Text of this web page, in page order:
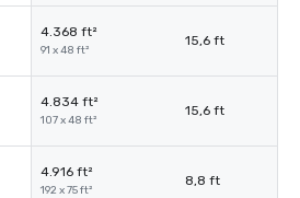
4.368 ft²
91 x 48 ft²
15,6 ft
4.834 ft²
107 x 48 ft²
15,6 ft
4.916 ft²
192 x 75 ft²
8,8 ft